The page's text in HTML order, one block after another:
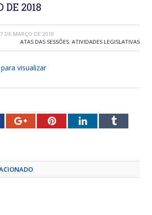
DE 2018
7 DE MARÇO DE 2018
ATAS DAS SESSÕES, ATIVIDADES LEGISLATIVAS
visualizar
Google+PinterestLinkedInTumblr